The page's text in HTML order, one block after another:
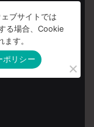
ブサイトでは
る場合、Cookie
す。
ポリシー